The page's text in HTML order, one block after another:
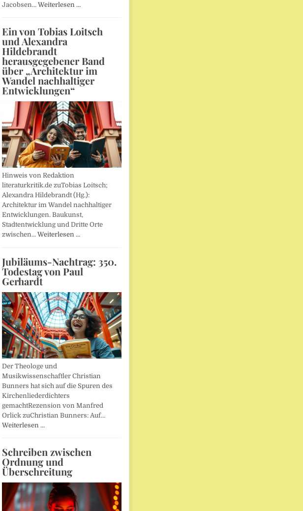
Jacobsen… Weiterlesen …
Ein von Tobias Loitsch
und Alexandra
Hildebrandt
herausgegebener Band
über „Architektur im
Wandel nachhaltiger
Entwicklungen“
Hinweis von Redaktion
literaturkritik.de zuTobias Loitsch;
Alexandra Hildebrandt (Hg.):
Architektur im Wandel nachhaltiger
Entwicklungen. Baukunst,
Stadtentwicklung und Dritte Orte
zwischen… Weiterlesen …
Jubiläums-Nachtrag: 350.
Todestag von Paul
Gerhardt
Der Theologe und
Musikwissenschaftler Christian
Bunners hat sich auf die Spuren des
Kirchenliederdichters
gemachtRezension von Manfred
Orlick zuChristian Bunners: Auf…
Weiterlesen …
Schreiben zwischen
Ordnung und
Überschreitung